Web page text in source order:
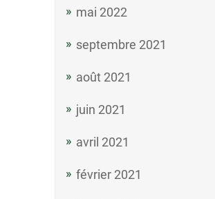
mai 2022
septembre 2021
août 2021
juin 2021
avril 2021
février 2021